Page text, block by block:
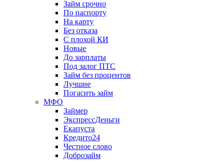
Займ срочно
По паспорту
На карту
Без отказа
С плохой КИ
Новые
До зарплаты
Под залог ПТС
Займ без процентов
Лучшие
Погасить займ
МФО
Займер
ЭкспрессДеньги
Екапуста
Кредито24
Честное слово
Доброзайм